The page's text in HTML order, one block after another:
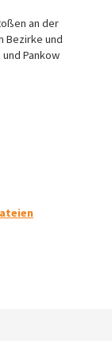
an der
Bezirke und
Pankow